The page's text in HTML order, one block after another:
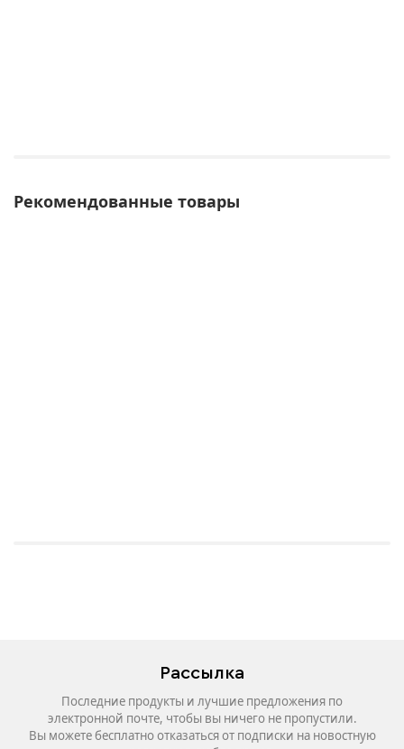
Рекомендованные товары
Рассылка
Последние продукты и лучшие предложения по
электронной почте, чтобы вы ничего не пропустили.
Вы можете бесплатно отказаться от подписки на новостную